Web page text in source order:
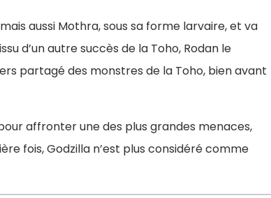
aussi Mothra, sous sa forme larvaire, et va
d’un autre succès de la Toho, Rodan le
partagé des monstres de la Toho, bien avant
affronter une des plus grandes menaces,
fois, Godzilla n’est plus considéré comme